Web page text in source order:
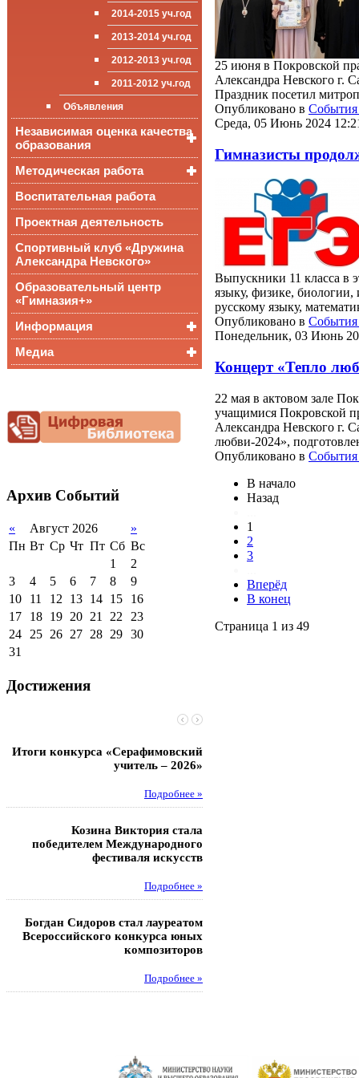
поддержки обучающихся
Международное
сотрудничество
Организация питания в
образовательной
организации
2014-2015 уч.год
2013-2014 уч.год
2012-2013 уч.год
2011-2012 уч.год
Объявления
Независимая оценка качества
образования
Независимая оценка
качества подготовки
обучающихся
Всероссийские
проверочные
работы
Всероссийская
олимпиада
мониторинг системы
образования
Методическая работа
Уроки, мероприятия
Публикации
Материалы
педагогического форума
Воспитательная работа
Проектная деятельность
Спортивный клуб «Дружина
Александра Невского»
Образовательный центр
«Гимназия+»
Информация
Снижение
документационной
нагрузки
Медиа
Архив Событий
« Август 2026
»
Пн Вт Ср Чт Пт Сб Вс
1
2
3
4 5 6 7 8
9
10
11 12 13 14 15
16
17
18 19 20 21 22 23
24 25 26 27 28 29 30
31
Достижения
Итоги конкурса «Серафимовский
учитель – 2026»
Подробнее »
Козина Виктория стала
победителем Международного
фестиваля искусств
Подробнее »
Богдан Сидоров стал лауреатом
Всероссийского конкурса юных
композиторов
Подробнее »
25 июня в Покровской
Александра Невского г.
Праздник посетил
Опубликовано в События
Среда, 05 Июнь 2024
Гимназисты
Выпускники 11 класса в
языку, физике,
русскому языку,
Опубликовано в События
Понедельник, 03 Июнь
Концерт «Тепло
22 мая в актовом зале
учащимися Покровской
Александра Невского г.
любви-2024»,
Опубликовано в События
В начало
Назад
1
2
3
Вперёд
В конец
Страница 1 из 49